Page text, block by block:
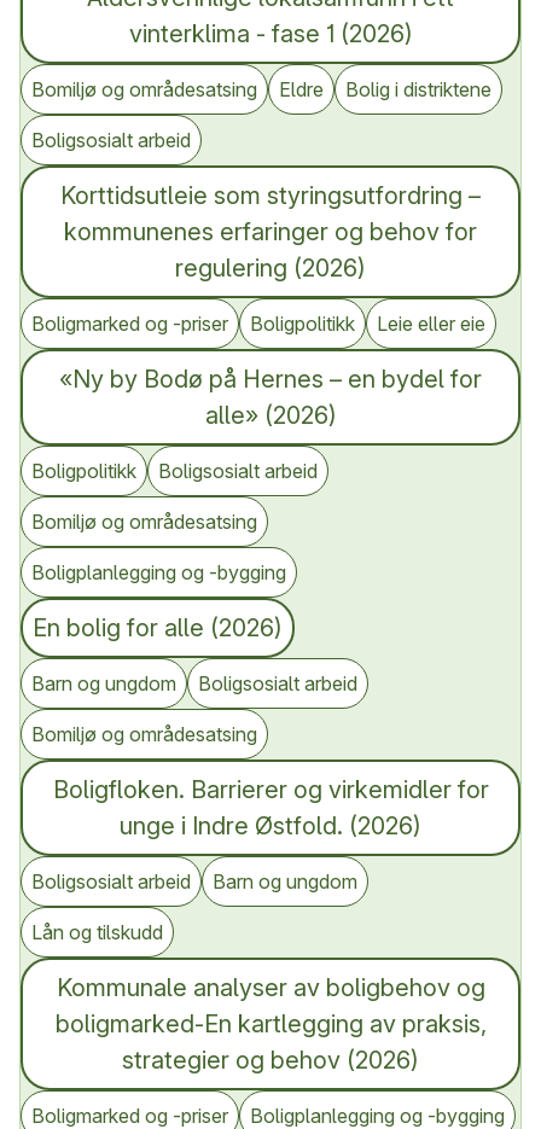
vinterklima - fase 1 (2026)
Bomiljø og områdesatsing Eldre Bolig i distriktene
Boligsosialt arbeid
Korttidsutleie som styringsutfordring –
kommunenes erfaringer og behov for
regulering (2026)
Boligmarked og -priser Boligpolitikk Leie eller eie
«Ny by Bodø på Hernes – en bydel for
alle» (2026)
Boligpolitikk Boligsosialt arbeid
Bomiljø og områdesatsing
Boligplanlegging og -bygging
En bolig for alle (2026)
Barn og ungdom Boligsosialt arbeid
Bomiljø og områdesatsing
Boligfloken. Barrierer og virkemidler for
unge i Indre Østfold. (2026)
Boligsosialt arbeid Barn og ungdom
Lån og tilskudd
Kommunale analyser av boligbehov og
boligmarked-En kartlegging av praksis,
strategier og behov (2026)
Boligmarked og -priser Boligplanlegging og -bygging